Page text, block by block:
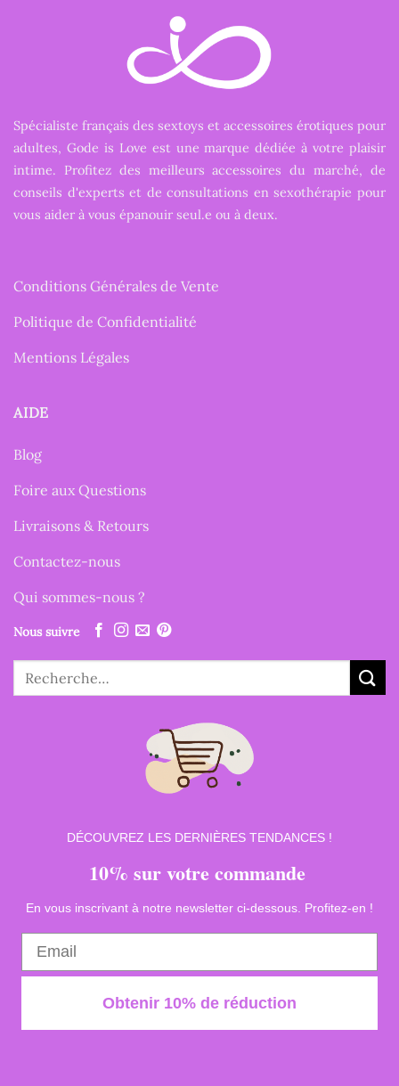
Spécialiste français des sextoys et accessoires érotiques pour
adultes, Gode is Love est une marque dédiée à votre plaisir
intime. Profitez des meilleurs accessoires du marché, de
conseils d'experts et de consultations en sexothérapie pour
vous aider à vous épanouir seul.e ou à deux.
Conditions Générales de Vente
Politique de Confidentialité
Mentions Légales
AIDE
Blog
Foire aux Questions
Livraisons & Retours
Contactez-nous
Qui sommes-nous ?
Nous suivre
Recherche
pour :
DÉCOUVREZ LES DERNIÈRES TENDANCES !
10% sur votre commande
En vous inscrivant à notre newsletter ci-dessous. Profitez-en !
Obtenir 10% de réduction